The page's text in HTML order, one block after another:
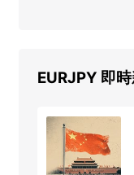
EURJPY 即